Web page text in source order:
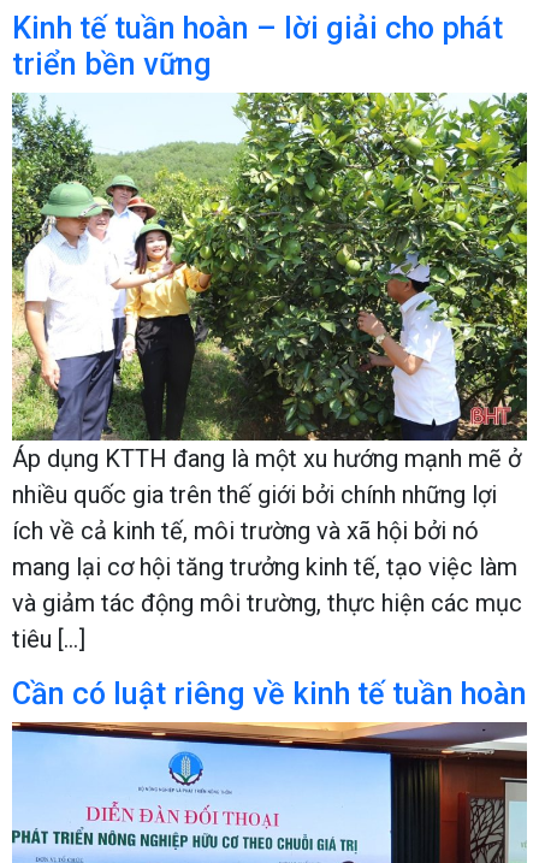
Kinh tế tuần hoàn – lời giải cho phát
triển bền vững
Áp dụng KTTH đang là một xu hướng mạnh mẽ ở
nhiều quốc gia trên thế giới bởi chính những lợi
ích về cả kinh tế, môi trường và xã hội bởi nó
mang lại cơ hội tăng trưởng kinh tế, tạo việc làm
và giảm tác động môi trường, thực hiện các mục
tiêu […]
Cần có luật riêng về kinh tế tuần hoàn